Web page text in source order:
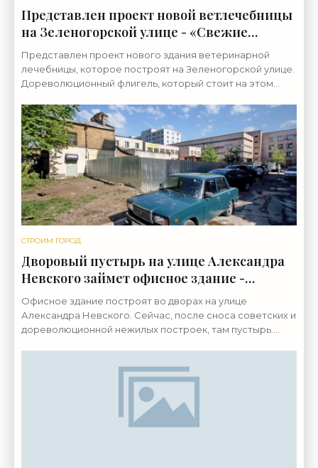
Представлен проект новой ветлечебницы
на Зеленогорской улице - «Свежие
новости строительства»
Представлен проект нового здания ветеринарной
лечебницы, которое построят на Зеленогорской улице.
Дореволюционный флигель, который стоит на этом
СТРОИМ ГОРОД
Дворовый пустырь на улице Александра
Невского займет офисное здание -
«Свежие новости строительства»
Офисное здание построят во дворах на улице
Александра Невского. Сейчас, после сноса советских и
дореволюционной нежилых построек, там пустырь.